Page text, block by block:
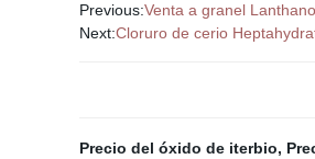
Previous:Venta a granel
Next:Cloruro de cerio
Precio del óxido de iterbio,